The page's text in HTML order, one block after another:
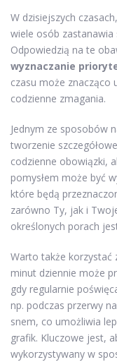
W dzisiejszych
wiele osób zastanawia
Odpowiedzią na te
wyznaczanie
czasu może znacząco
codzienne zmagania.
Jednym ze sposobów
tworzenie
codzienne obowiązki,
pomysłem może być
które będą
zarówno Ty, jak i
określonych porach
Warto także korzystać
minut dziennie może
gdy regularnie
np. podczas przerwy
snem, co umożliwia
grafik. Kluczowe jest,
wykorzystywany w